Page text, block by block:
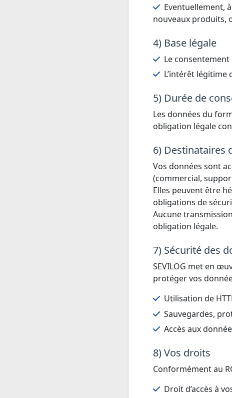
Eventuellement,
nouveaux produits,
4) Base légale
Le
L’intérêt légitime
5) Durée de
Les données du
obligation légale
6) Destinataires
Vos données sont
(commercial,
Elles peuvent être
obligations de
Aucune
obligation légale.
7) Sécurité des
SEVILOG met en
protéger vos
Utilisation de
Sauvegardes,
Accès aux
8) Vos droits
Conformément au
Droit d’accès à